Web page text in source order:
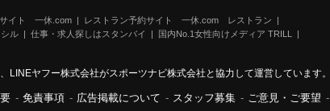
サイト 一休.com
レストラン予約サイト 一休.com レストラン
ル 仕事・求人探しはスタンバイ
国内No.1女性向けメディア TRILL
LINEヤフー株式会社がスポーツナビ株式会社と協力して運営しています。
- 免責事項 - 広告掲載について - スタッフ募集 - ご意見・ご要望 -